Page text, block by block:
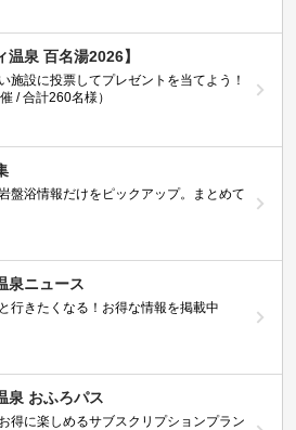
温泉 百名湯2026】
施設に投票してプレゼントを当てよう！
/ 合計260名様）
盤浴情報だけをピックアップ。まとめて
泉ニュース
行きたくなる！お得な情報を掲載中
泉 おふろパス
得に楽しめるサブスクリプションプラン